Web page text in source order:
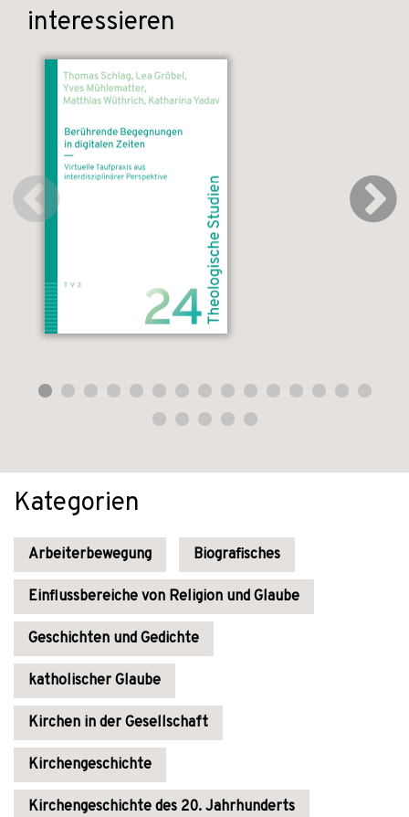
interessieren
Kategorien
Arbeiterbewegung Biografisches
Einflussbereiche von Religion und Glaube
Geschichten und Gedichte
katholischer Glaube
Kirchen in der Gesellschaft
Kirchengeschichte
Kirchengeschichte des 20. Jahrhunderts